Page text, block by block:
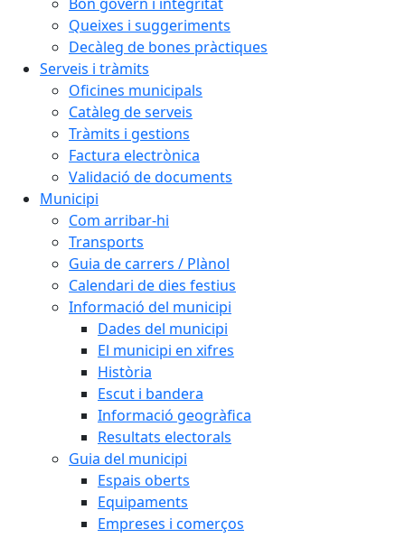
Queixes i suggeriments
Decàleg de bones pràctiques
Serveis i tràmits
Oficines municipals
Catàleg de serveis
Tràmits i gestions
Factura electrònica
Validació de documents
Municipi
Com arribar-hi
Transports
Guia de carrers / Plànol
Calendari de dies festius
Informació del municipi
Dades del municipi
El municipi en xifres
Història
Escut i bandera
Informació geogràfica
Resultats electorals
Guia del municipi
Espais oberts
Equipaments
Empreses i comerços